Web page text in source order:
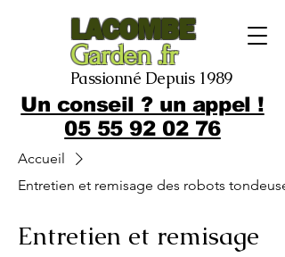
LACOMBE
Garden .fr
Passionné Depuis 1989
Un conseil ? un appel !
05 55 92 02 76
Accueil
Entretien et remisage des robots
Entretien et remisage